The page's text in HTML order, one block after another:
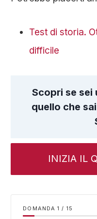
Test di storia.
difficile
Scopri se sei
quello che
INIZIA IL
DOMANDA / 15